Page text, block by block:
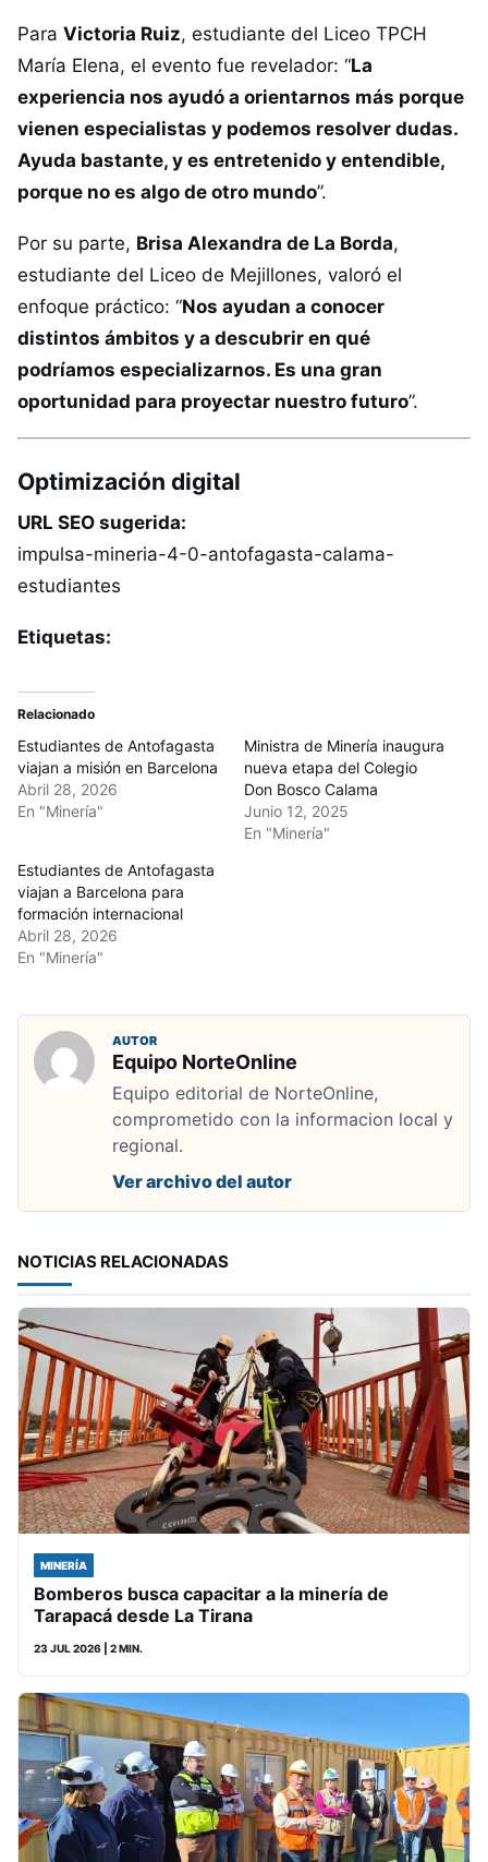
Para Victoria Ruiz, estudiante del Liceo TPCH
María Elena, el evento fue revelador: “La
experiencia nos ayudó a orientarnos más porque
vienen especialistas y podemos resolver dudas.
Ayuda bastante, y es entretenido y entendible,
porque no es algo de otro mundo”.
Por su parte, Brisa Alexandra de La Borda,
estudiante del Liceo de Mejillones, valoró el
enfoque práctico: “Nos ayudan a conocer
distintos ámbitos y a descubrir en qué
podríamos especializarnos. Es una gran
oportunidad para proyectar nuestro futuro”.
Optimización digital
URL SEO sugerida:
impulsa-mineria-4-0-antofagasta-calama-
estudiantes
Etiquetas:
Relacionado
Estudiantes de Antofagasta
viajan a misión en Barcelona
Abril 28, 2026
En "Minería"
Ministra de Minería inaugura
nueva etapa del Colegio
Don Bosco Calama
Junio 12, 2025
En "Minería"
Estudiantes de Antofagasta
viajan a Barcelona para
formación internacional
Abril 28, 2026
En "Minería"
AUTOR
Equipo NorteOnline
Equipo editorial de NorteOnline,
comprometido con la informacion local y
regional.
Ver archivo del autor
NOTICIAS RELACIONADAS
MINERÍA
Bomberos busca capacitar a la minería de
Tarapacá desde La Tirana
23 JUL 2026 | 2 MIN.